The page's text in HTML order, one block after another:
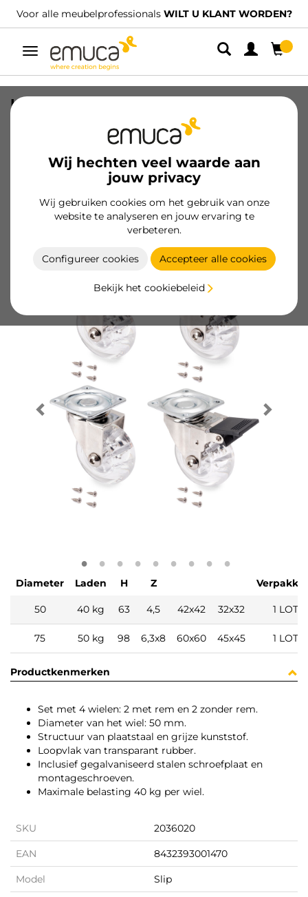
Voor alle meubelprofessionals WILT U KLANT WORDEN?
Umschaltbare
Navigation
Wij hechten veel waarde aan
jouw privacy
Wij gebruiken cookies om het gebruik van onze
website te analyseren en jouw ervaring te
verbeteren.
Configureer cookies Accepteer alle cookies
Bekijk het cookiebeleid
Lot van 4 wielen Slip transparant met
montageplaat, diameter 50mm, Staal
2036020 /EAN 8432393001470
Klant worden
Diameter Laden H Z
50 40 kg 63 4,5 42x42 32x32 1 LOT
75 50 kg 98 6,3x8 60x60 45x45 1 LOT
Productkenmerken
Set met 4 wielen: 2 met rem en 2 zonder rem.
Diameter van het wiel: 50 mm.
Structuur van plaatstaal en grijze kunststof.
Loopvlak van transparant rubber.
Inclusief gegalvaniseerd stalen schroefplaat en
montageschroeven.
Maximale belasting 40 kg per wiel.
SKU 2036020
EAN 8432393001470
Model Slip